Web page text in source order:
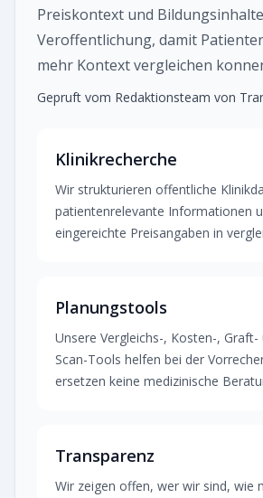
Preiskontext und
Veroffentlichung, damit
mehr Kontext vergleichen
Gepruft vom Redaktionsteam von
Klinikrecherche
Wir strukturieren offentliche
patientenrelevante Informationen
eingereichte Preisangaben in
Planungstools
Unsere Vergleichs-, Kosten-, Graft-
Scan-Tools helfen bei der
ersetzen keine medizinische
Transparenz
Wir zeigen offen, wer wir sind, wie